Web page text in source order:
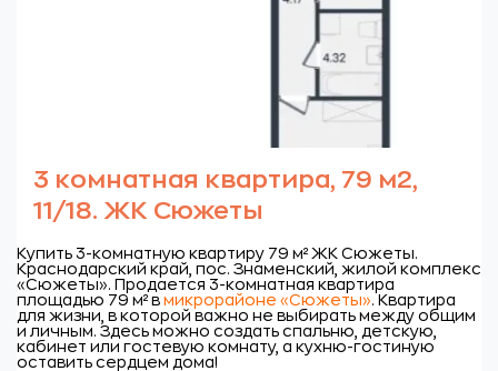
3 комнатная квартира, 79 м2,
11/18. ЖК Сюжеты
Купить 3-комнатную квартиру 79 м² ЖК Сюжеты.
Краснодарский край, пос. Знаменский, жилой комплекс
«Сюжеты». Продается 3-комнатная квартира
площадью 79 м² в микрорайоне «Сюжеты». Квартира
для жизни, в которой важно не выбирать между общим
и личным. Здесь можно создать спальню, детскую,
кабинет или гостевую комнату, а кухню-гостиную
оставить сердцем дома!